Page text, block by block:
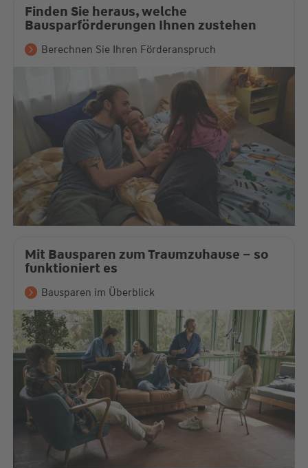
Finden Sie heraus, welche
Bausparförderungen Ihnen zustehen
Berechnen Sie Ihren Förderanspruch
Mit Bausparen zum Traumzuhause – so
funktioniert es
Bausparen im Überblick